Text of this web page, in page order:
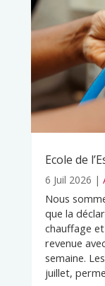
Ecole de
6 Juil 2026 |
Nous
que la
chauffage
revenue
semaine.
juillet,